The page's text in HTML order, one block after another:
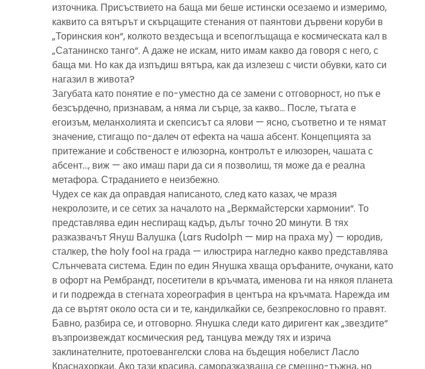
източника. Присъствието на баща ми беше истински осезаемо и измеримо,
каквито са вятърът и скърцащите стенания от паянтови дървени коруби в
„Торинския кон“, колкото вездесъща и всепоглъщаща е космическата кал в
„Сатанинско танго“. А даже не искам, нито имам какво да говоря с него, с
баща ми. Но как да изпъдиш вятъра, как да излезеш с чисти обувки, като си
нагазил в живота?
Загубата като понятие е по-уместно да се замени с отговорност, но пък е
безсърдечно, признавам, а няма ли сърце, за какво… После, тъгата е
егоизъм, меланхолията и скепсисът са ялови — ясно, съответно и те нямат
значение, стигащо по-далеч от ефекта на чаша абсент. Концепцията за
притежание и собственост е илюзорна, контролът е илюзорен, чашата с
абсент…, виж — ако имаш пари да си я позволиш, тя може да е реална
метафора. Страданието е неизбежно.
Чудех се как да оправдая написаното, след като казах, че мразя
некролозите, и се сетих за началото на „Веркмайстерски хармонии“. То
представлява един неспиращ кадър, дълъг точно 20 минути. В тях
разказвачът Януш Валушка (Lars Rudolph — мир на праха му) — юродив,
сталкер, the holy fool на града — илюстрира нагледно какво представлява
Слънчевата система. Един по един Янушка хваща оръфаните, очукани, като
в офорт на Рембрандт, посетители в кръчмата, именова ги на някоя планета
и ги подрежда в стегната хореография в центъра на кръчмата. Нарежда им
да се въртят около оста си и те, кандилкайки се, безпрекословно го правят.
Бавно, разбира се, и отговорно. Янушка следи като диригент как „звездите“
възпроизвеждат космическия ред, танцува между тях и изрича
заклинателните, протоевангелски слова на бъдещия нобелист Ласло